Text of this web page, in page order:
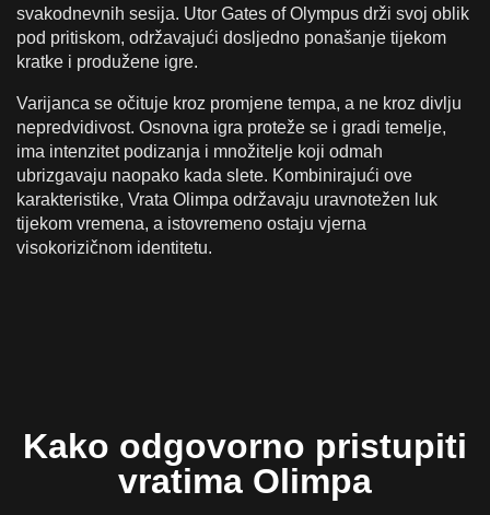
svakodnevnih sesija. Utor Gates of Olympus drži svoj oblik
pod pritiskom, održavajući dosljedno ponašanje tijekom
kratke i produžene igre.
Varijanca se očituje kroz promjene tempa, a ne kroz divlju
nepredvidivost. Osnovna igra proteže se i gradi temelje,
ima intenzitet podizanja i množitelje koji odmah
ubrizgavaju naopako kada slete. Kombinirajući ove
karakteristike, Vrata Olimpa održavaju uravnotežen luk
tijekom vremena, a istovremeno ostaju vjerna
visokorizičnom identitetu.
Kako odgovorno pristupiti
vratima Olimpa